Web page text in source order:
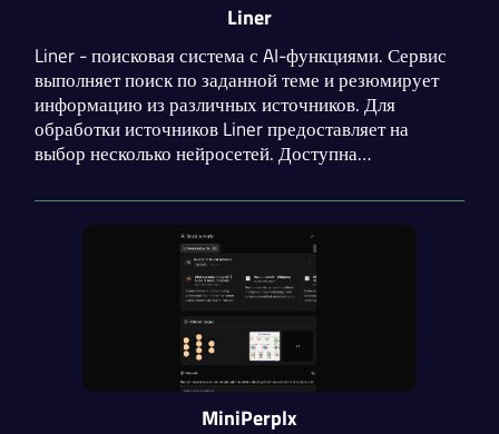
Liner
Liner - поисковая система с AI-функциями. Сервис
выполняет поиск по заданной теме и резюмирует
информацию из различных источников. Для
обработки источников Liner предоставляет на
выбор несколько нейросетей. Доступна
персонализированных AI-помощников.
MiniPerplx